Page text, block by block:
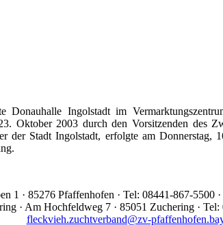
Donauhalle Ingolstadt im
Oktober 2003 durch den Vorsitzenden des
der Stadt Ingolstadt, erfolgte am
1 · 85276 Pfaffenhofen · Tel: 08441-867-5500
· Am Hochfeldweg 7 · 85051 Zuchering ·
fleckvieh.zuchtverband@zv-